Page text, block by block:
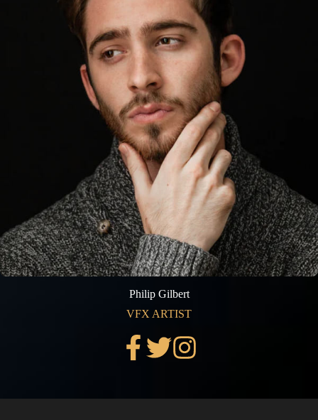
Philip Gilbert
VFX ARTIST